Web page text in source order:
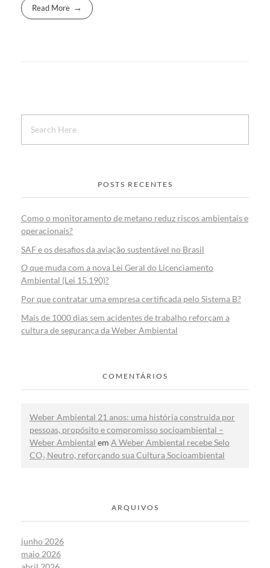
Read More
POSTS RECENTES
Como o monitoramento de metano reduz riscos ambientais e
operacionais?
SAF e os desafios da aviação sustentável no Brasil
O que muda com a nova Lei Geral do Licenciamento
Ambiental (Lei 15.190)?
Por que contratar uma empresa certificada pelo Sistema B?
Mais de 1000 dias sem acidentes de trabalho reforçam a
cultura de segurança da Weber Ambiental
COMENTÁRIOS
Weber Ambiental 21 anos: uma história construída por
pessoas, propósito e compromisso socioambiental –
Weber Ambiental em A Weber Ambiental recebe Selo
CO₂ Neutro, reforçando sua Cultura Socioambiental
ARQUIVOS
junho 2026
maio 2026